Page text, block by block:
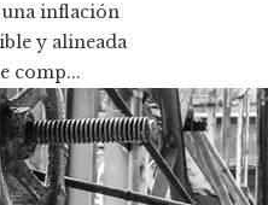
inflación
y alineada
comp...